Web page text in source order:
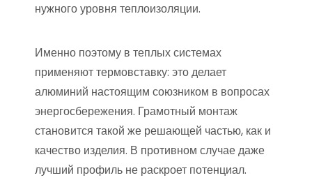
нужного уровня теплоизоляции.
Именно поэтому в теплых системах
применяют термовставку: это делает
алюминий настоящим союзником в вопросах
энергосбережения. Грамотный монтаж
становится такой же решающей частью, как и
качество изделия. В противном случае даже
лучший профиль не раскроет потенциал.